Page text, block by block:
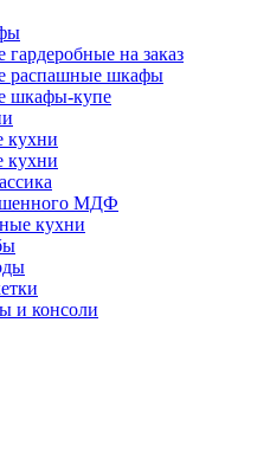
гардеробные на заказ
распашные шкафы
шкафы-купе
кухни
кухни
МДФ
кухни
и консоли